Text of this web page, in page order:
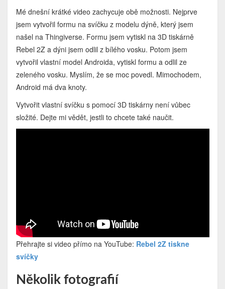
Mé dnešní krátké video zachycuje obě možnosti. Nejprve
jsem vytvořil formu na svíčku z modelu dýně, který jsem
našel na Thingiverse. Formu jsem vytiskl na 3D tiskárně
Rebel 2Z a dýni jsem odlil z bílého vosku. Potom jsem
vytvořil vlastní model Androida, vytiskl formu a odlil ze
zeleného vosku. Myslím, že se moc povedl. Mimochodem,
Android má dva knoty.
Vytvořit vlastní svíčku s pomocí 3D tiskárny není vůbec
složité. Dejte mi vědět, jestli to chcete také naučit.
Přehrajte si video přímo na YouTube: Rebel 2Z tiskne
svíčky
Několik fotografií